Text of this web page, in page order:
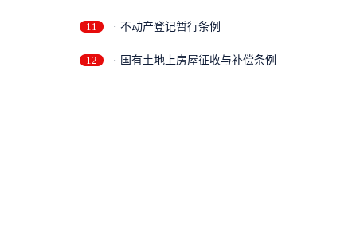
11 · 不动产登记暂行条例
12 · 国有土地上房屋征收与补偿条例